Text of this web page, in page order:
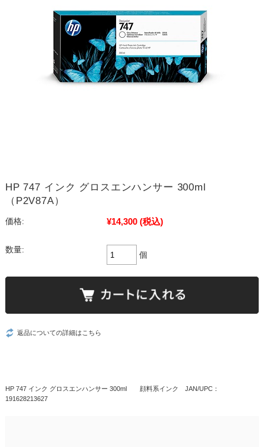
HP 747 インク グロスエンハンサー 300ml
（P2V87A）
価格: ¥14,300 (税込)
数量:
個
返品についての詳細はこちら
HP 747 インク グロスエンハンサー 300ml 顔料系インク JAN/UPC：
191628213627